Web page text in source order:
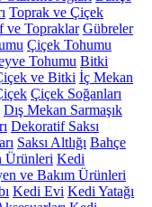
Toprak ve Çiçek
ve Topraklar Gübreler
Çiçek Tohumu
Tohumu Bitki
ve Bitki İç Mekan
Çiçek Soğanları
Dış Mekan Sarmaşık
Dekoratif Saksı
Saksı Altlığı Bahçe
Ürünleri Kedi
ve Bakım Ürünleri
Kedi Evi Kedi Yatağı